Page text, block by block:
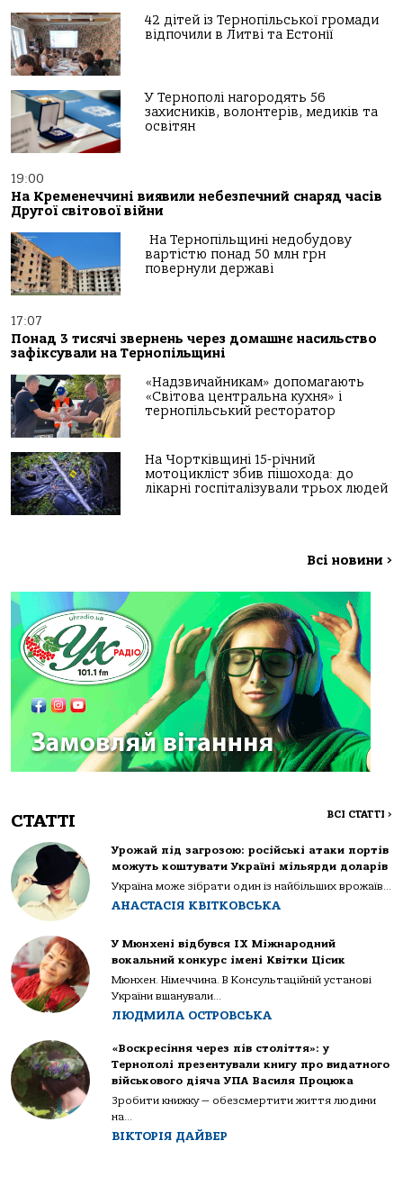
42 дітей із Тернопільської громади
відпочили в Литві та Естонії
У Тернополі нагородять 56
захисників, волонтерів, медиків та
освітян
19:00
На Кременеччині виявили небезпечний снаряд часів
Другої світової війни
На Тернопільщині недобудову
вартістю понад 50 млн грн
повернули державі
17:07
Понад 3 тисячі звернень через домашнє насильство
зафіксували на Тернопільщині
«Надзвичайникам» допомагають
«Світова центральна кухня» і
тернопільський ресторатор
На Чортківщині 15-річний
мотоцикліст збив пішохода: до
лікарні госпіталізували трьох людей
Всі новини >
СТАТТІ ВСІ СТАТТІ >
Урожай під загрозою: російські атаки портів
можуть коштувати Україні мільярди доларів
Україна може зібрати один із найбільших врожаїв...
АНАСТАСІЯ КВІТКОВСЬКА
У Мюнхені відбувся IX Міжнародний
вокальний конкурс імені Квітки Цісик
Мюнхен. Німеччина. В Консультаційній установі
України вшанували...
ЛЮДМИЛА ОСТРОВСЬКА
«Воскресіння через пів століття»: у
Тернополі презентували книгу про видатного
військового діяча УПА Василя Процюка
Зробити книжку — обезсмертити життя людини
на...
ВІКТОРІЯ ДАЙВЕР